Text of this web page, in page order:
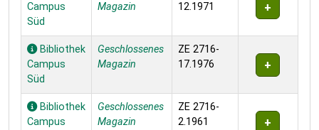
Campus
Süd
Magazin
12.1971
Bibliothek
Campus
Süd
Geschlossenes
Magazin
ZE 2716-
17.1976
Bibliothek
Campus
Geschlossenes
Magazin
ZE 2716-
2.1961